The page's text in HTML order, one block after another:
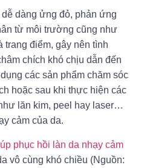
dàng ửng đỏ, phản ứng
từ môi trường cũng như
điểm, gây nên tình
chích khó chịu dẫn đến
các sản phẩm chăm sóc
hoặc sau khi thực hiện các
lăn kim, peel hay laser…
cảm của da.
vô cùng khó chiều (Nguồn: